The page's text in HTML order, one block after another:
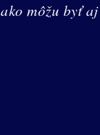
ako môžu byť